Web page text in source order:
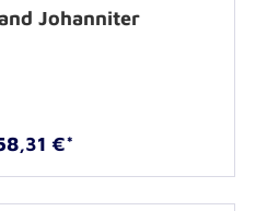
Johanniter
€*